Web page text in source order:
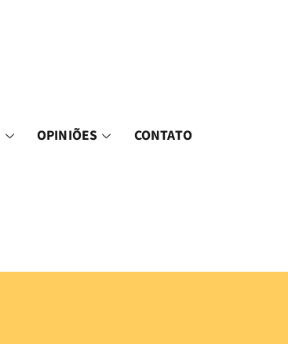
OPINIÕES CONTATO